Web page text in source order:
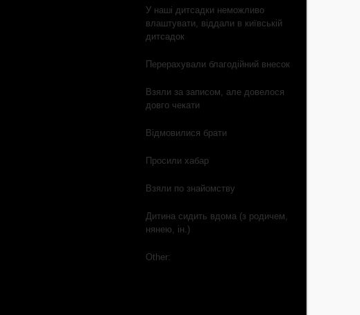
У наші дитсадки неможливо
влаштувати, віддали в київській
дитсадок
Перерахували благодійний внесок
Взяли за записом, але довелося
довго чекати
Відмовилися брати
Просили хабар
Взяли по знайомству
Дитина сидить вдома (з родичем,
нянею, ін.)
Other: